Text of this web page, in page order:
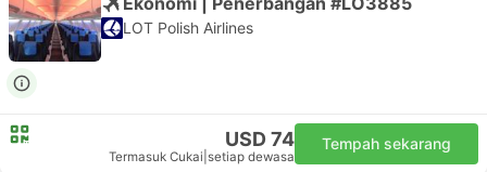
LOT Polish Airlines
USD 74
Termasuk Cukai setiap dewasa
Tempah sekarang